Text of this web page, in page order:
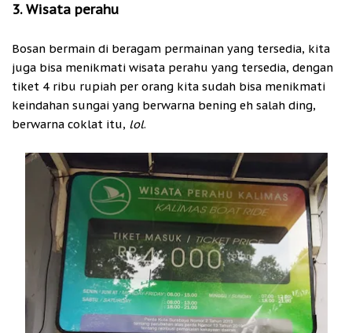
3. Wisata perahu
Bosan bermain di beragam permainan yang tersedia, kita
juga bisa menikmati wisata perahu yang tersedia, dengan
tiket 4 ribu rupiah per orang kita sudah bisa menikmati
keindahan sungai yang berwarna bening eh salah ding,
berwarna coklat itu, lol.